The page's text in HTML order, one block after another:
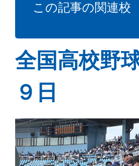
この記事の関連校
全国高校
９日